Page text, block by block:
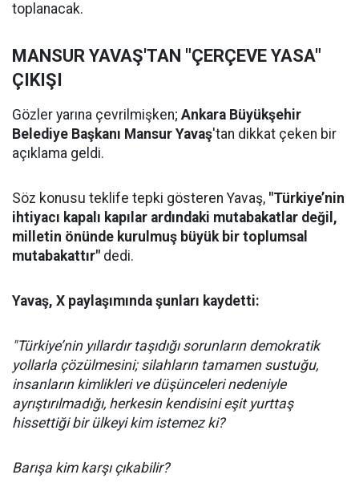
toplanacak.
MANSUR YAVAŞ'TAN "ÇERÇEVE YASA"
ÇIKIŞI
Gözler yarına çevrilmişken; Ankara Büyükşehir
Belediye Başkanı Mansur Yavaş'tan dikkat çeken bir
açıklama geldi.
Söz konusu teklife tepki gösteren Yavaş, "Türkiye’nin
ihtiyacı kapalı kapılar ardındaki mutabakatlar değil,
milletin önünde kurulmuş büyük bir toplumsal
mutabakattır" dedi.
Yavaş, X paylaşımında şunları kaydetti:
"Türkiye’nin yıllardır taşıdığı sorunların demokratik
yollarla çözülmesini; silahların tamamen sustuğu,
insanların kimlikleri ve düşünceleri nedeniyle
ayrıştırılmadığı, herkesin kendisini eşit yurttaş
hissettiği bir ülkeyi kim istemez ki?
Barışa kim karşı çıkabilir?